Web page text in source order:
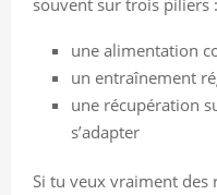
une alimentation
un entraînement
une récupération
s’adapter
Si tu veux vraiment des